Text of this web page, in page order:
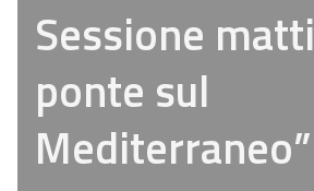
Sessione
ponte sul
Mediterraneo”